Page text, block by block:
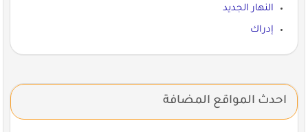
النهار الجديد
إدراك
احدث المواقع المضافة